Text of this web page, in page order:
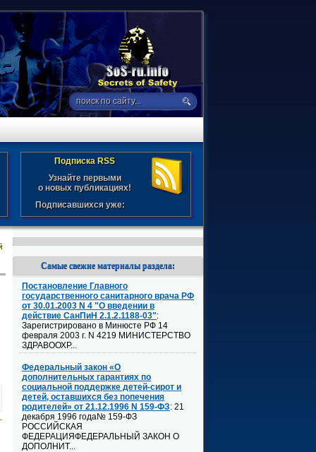
Подписка RSS
Узнайте первыми
о новых публикациях!
Подписавшихся уже:
Самые свежие материалы раздела:
Постановление Главного
государственного санитарного врача РФ
от 30.01.2003 N 4 "О введении в
действие СанПиН 2.1.2.1188-03":
Зарегистрировано в Минюсте РФ 14
февраля 2003 г. N 4219 МИНИСТЕРСТВО
ЗДРАВООХР...
Федеральный закон «О
дополнительных гарантиях по
социальной поддержке детей-сирот и
детей, оставшихся без попечения
родителей» от 21.12.1996 N 159-ФЗ: 21
декабря 1996 года№ 159-ФЗ
РОССИЙСКАЯ
ФЕДЕРАЦИЯФЕДЕРАЛЬНЫЙ ЗАКОН О
ДОПОЛНИТ...